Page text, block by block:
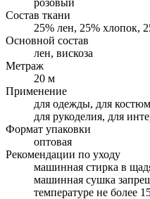
Состав ткани
25% лен, 25% хлопок,
Основной состав
лен, вискоза
Метраж
20 м
Применение
для одежды, для
для рукоделия, для
Формат упаковки
оптовая
Рекомендации по уходу
машинная стирка в
машинная сушка
температуре не более